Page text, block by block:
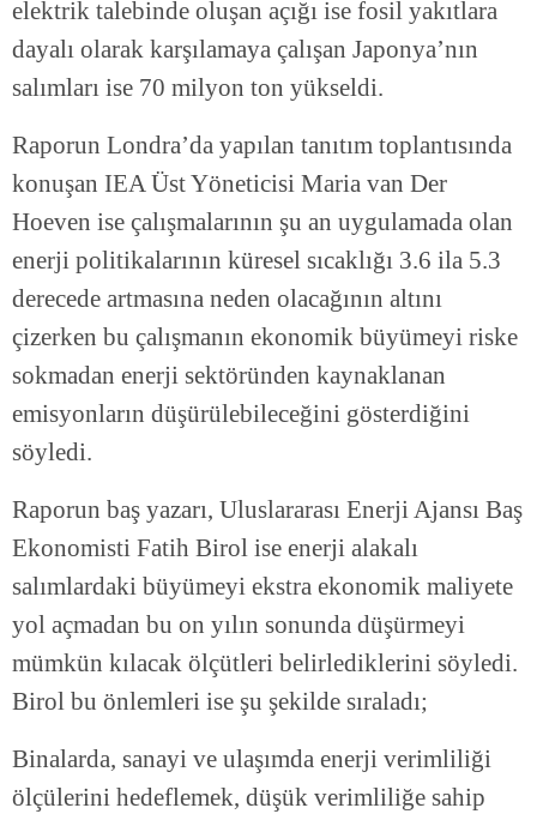
elektrik talebinde oluşan açığı ise fosil yakıtlara
dayalı olarak karşılamaya çalışan Japonya’nın
salımları ise 70 milyon ton yükseldi.
Raporun Londra’da yapılan tanıtım toplantısında
konuşan IEA Üst Yöneticisi Maria van Der
Hoeven ise çalışmalarının şu an uygulamada olan
enerji politikalarının küresel sıcaklığı 3.6 ila 5.3
derecede artmasına neden olacağının altını
çizerken bu çalışmanın ekonomik büyümeyi riske
sokmadan enerji sektöründen kaynaklanan
emisyonların düşürülebileceğini gösterdiğini
söyledi.
Raporun baş yazarı, Uluslararası Enerji Ajansı Baş
Ekonomisti Fatih Birol ise enerji alakalı
salımlardaki büyümeyi ekstra ekonomik maliyete
yol açmadan bu on yılın sonunda düşürmeyi
mümkün kılacak ölçütleri belirlediklerini söyledi.
Birol bu önlemleri ise şu şekilde sıraladı;
Binalarda, sanayi ve ulaşımda enerji verimliliği
ölçülerini hedeflemek, düşük verimliliğe sahip